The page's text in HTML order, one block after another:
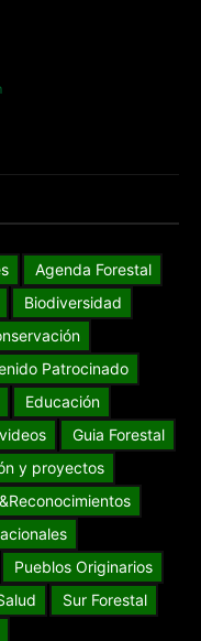
Agenda Forestal
Biodiversidad
Patrocinado
Educación
Guia Forestal
y proyectos
Pueblos Originarios
Sur Forestal